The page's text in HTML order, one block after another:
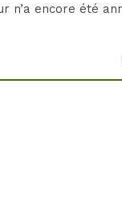
n’a encore été